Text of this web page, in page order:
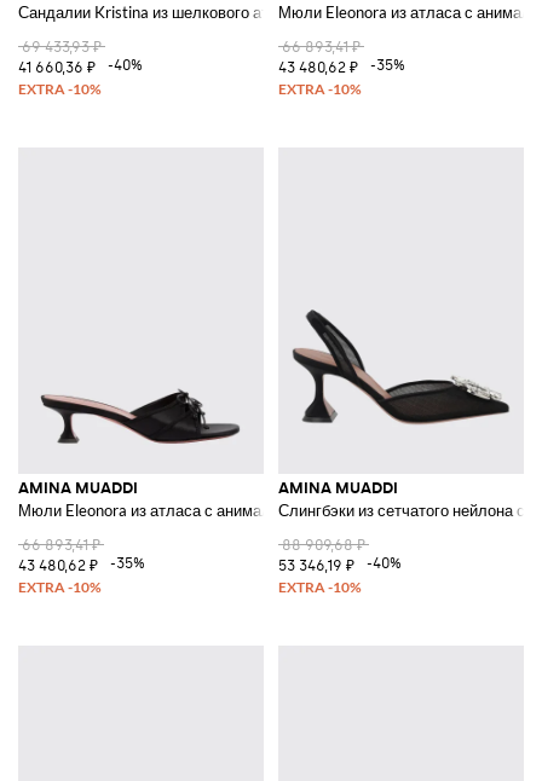
Сандалии Kristina из шелкового атласа
69 433,93 ₽
41 660,36 ₽
-40%
Мюли Eleonora из атласа с
66 893,41 ₽
43 480,62 ₽
-35%
AMINA MUADDI
Мюли Eleonora из атласа с анималистичным принтом
66 893,41 ₽
43 480,62 ₽
-35%
AMINA MUADDI
Слингбэки из сетчатого нейлона с
88 909,68 ₽
53 346,19 ₽
-40%